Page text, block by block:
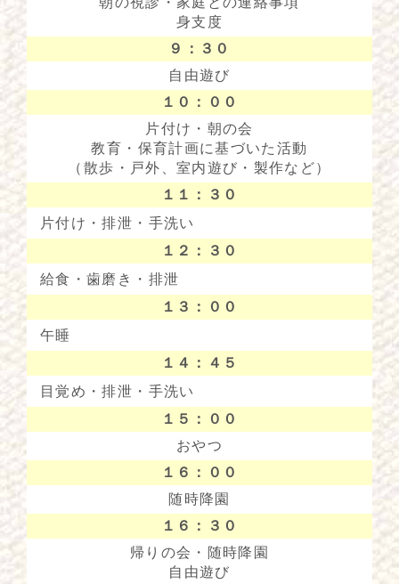
身支度
９：３０
自由遊び
１０：００
片付け・朝の会
教育・保育計画に基づいた活動
（散歩・戸外、室内遊び・製作など）
１１：３０
片付け・排泄・手洗い
１２：３０
給食・歯磨き・排泄
１３：００
午睡
１４：４５
目覚め・排泄・手洗い
１５：００
おやつ
１６：００
随時降園
１６：３０
帰りの会・随時降園
自由遊び